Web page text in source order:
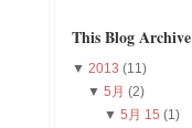
This Blog Archive
▼ 2013 (11)
▼5月(2)
▼ 5月 15 (1)